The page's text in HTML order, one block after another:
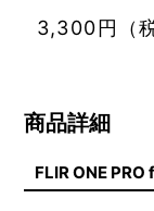
3,300円（
商品詳細
FLIR ONE